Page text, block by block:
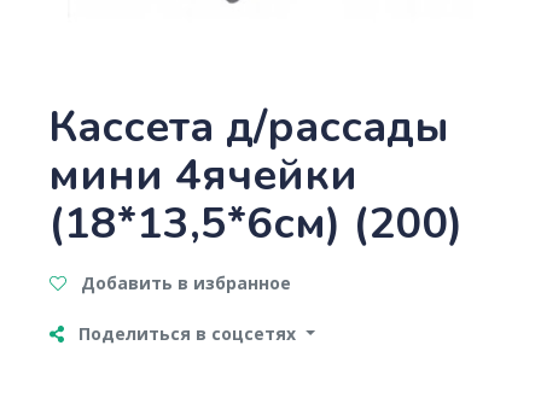
Кассета д/рассады
мини 4ячейки
(18*13,5*6см) (200)
Добавить в избранное
Поделиться в соцсетях